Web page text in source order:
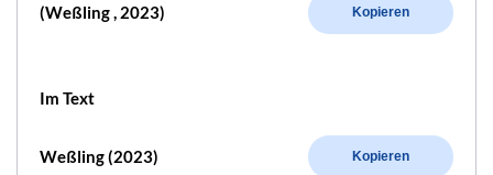
(Weßling , 2023) Kopieren
Im Text
Weßling (2023) Kopieren